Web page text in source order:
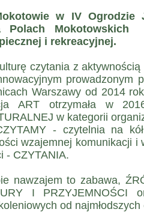
w IV Ogrodzie
Polach
i rekreacyjnej.
czytania z
prowadzonym
Warszawy od 2014
ART otrzymała w
w kategorii
- czytelnia na
wzajemnej komunikacji i
- CZYTANIA.
nawzajem to zabawa,
I PRZYJEMNOŚCI
od